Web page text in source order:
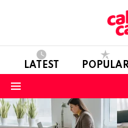
LATEST
LATEST
STORIES